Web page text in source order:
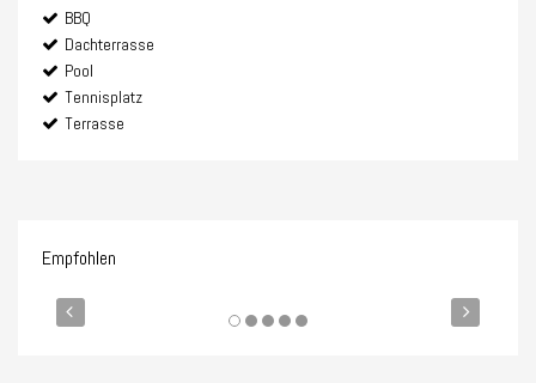
BBQ
Dachterrasse
Pool
Tennisplatz
Terrasse
Empfohlen
FEATURED ZUM VERKAUF
4.750.000€